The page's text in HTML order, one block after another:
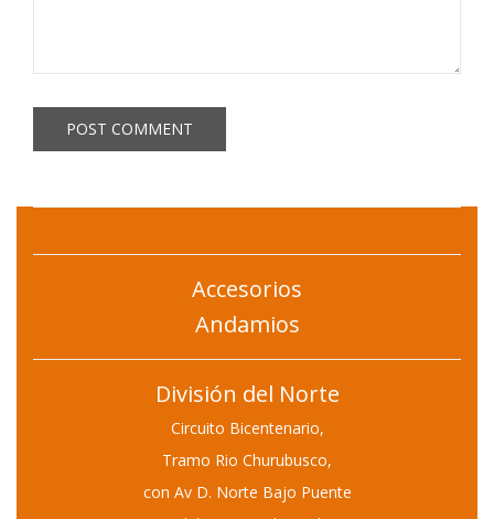
Accesorios
Andamios
División del Norte
Circuito Bicentenario,
Tramo Rio Churubusco,
con Av D. Norte Bajo Puente